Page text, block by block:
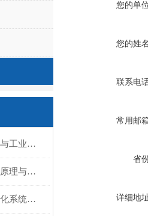
宝德压力传感器工作原理与工业流体测量应用
burkert压力传感器的工作原理与应用领域
burkert压力传感器在自动化系统中的应用
您的单
您的姓
联系电
常用邮
省
详细地